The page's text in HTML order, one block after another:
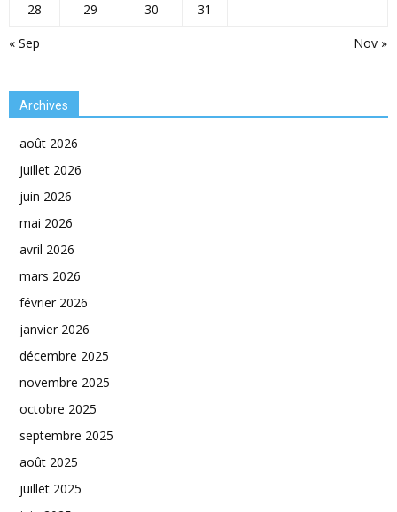
« Sep Nov »
28
29 30 31
Archives
août 2026
juillet 2026
juin 2026
mai 2026
avril 2026
mars 2026
février 2026
janvier 2026
décembre 2025
novembre 2025
octobre 2025
septembre 2025
août 2025
juillet 2025